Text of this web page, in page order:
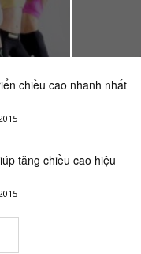
chiều cao nhanh nhất
tăng chiều cao hiệu